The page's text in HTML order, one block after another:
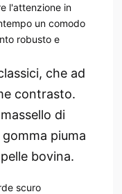
l'attenzione in
un comodo
robusto e
che ad
contrasto.
di
piuma
bovina.
scuro